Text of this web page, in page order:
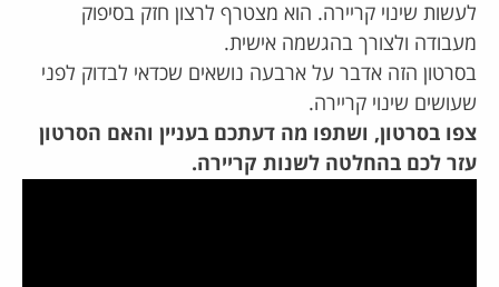
לעשות שינוי קריירה. הוא מצטרף לרצון חזק בסיפוק
מעבודה ולצורך בהגשמה אישית.
בסרטון הזה אדבר על ארבעה נושאים שכדאי לבדוק לפני
שעושים שינוי קריירה.
צפו בסרטון, ושתפו מה דעתכם בעניין והאם הסרטון
עזר לכם בהחלטה לשנות קריירה.